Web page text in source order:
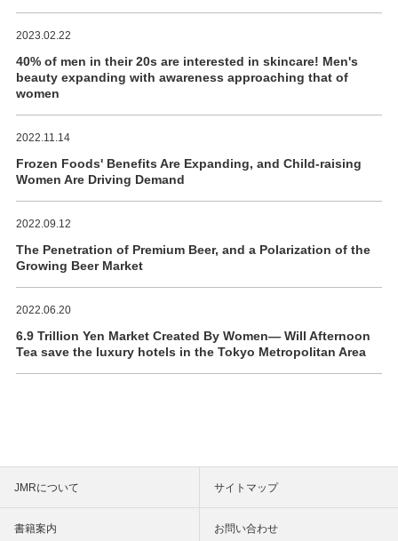
2023.02.22
40% of men in their 20s are interested in skincare! Men's
beauty expanding with awareness approaching that of
women
2022.11.14
Frozen Foods' Benefits Are Expanding, and Child-raising
Women Are Driving Demand
2022.09.12
The Penetration of Premium Beer, and a Polarization of the
Growing Beer Market
2022.06.20
6.9 Trillion Yen Market Created By Women― Will Afternoon
Tea save the luxury hotels in the Tokyo Metropolitan Area
JMRについて サイトマップ
書籍案内 お問い合わせ